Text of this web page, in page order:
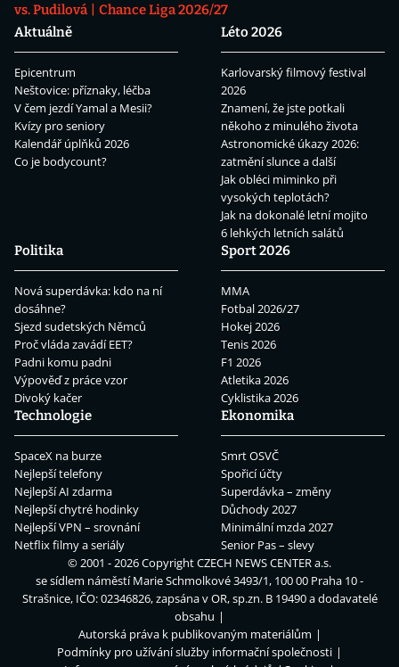
vs. Pudilová
Chance Liga 2026/27
Aktuálně
Epicentrum
Neštovice: příznaky, léčba
V čem jezdí Yamal a Mesii?
Kvízy pro seniory
Kalendář úplňků 2026
Co je bodycount?
Léto 2026
Karlovarský filmový festival
2026
Znamení, že jste potkali
někoho z minulého života
Astronomické úkazy 2026:
zatmění slunce a další
Jak obléci miminko při
vysokých teplotách?
Jak na dokonalé letní mojito
6 lehkých letních salátů
Politika
Nová superdávka: kdo na ní
dosáhne?
Sjezd sudetských Němců
Proč vláda zavádí EET?
Padni komu padni
Výpověď z práce vzor
Divoký kačer
Sport 2026
MMA
Fotbal 2026/27
Hokej 2026
Tenis 2026
F1 2026
Atletika 2026
Cyklistika 2026
Technologie
SpaceX na burze
Nejlepší telefony
Nejlepší AI zdarma
Nejlepší chytré hodinky
Nejlepší VPN – srovnání
Netflix filmy a seriály
Ekonomika
Smrt OSVČ
Spořicí účty
Superdávka – změny
Důchody 2027
Minimální mzda 2027
Senior Pas – slevy
© 2001 - 2026 CopyrightCZECH NEWS CENTER a.s.
se sídlem náměstí Marie Schmolkové 3493/1, 100 00 Praha 10 -
Strašnice, IČO: 02346826, zapsána v OR, sp.zn. B 19490 a dodavatelé
obsahu
Autorská práva k publikovaným materiálům
Podmínky pro užívání služby informační společnosti